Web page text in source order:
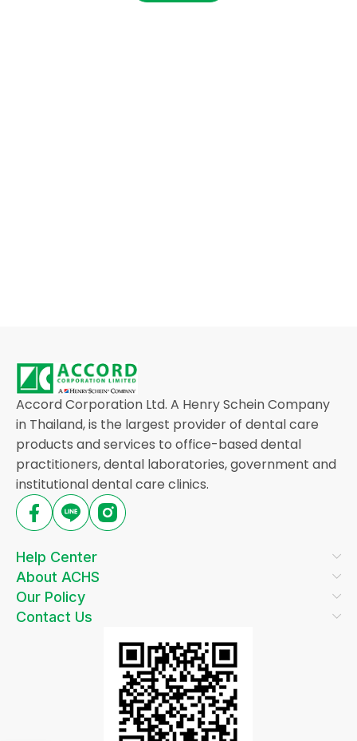
Accord Corporation Ltd. A Henry Schein Company
in Thailand, is the largest provider of dental care
products and services to office-based dental
practitioners, dental laboratories, government and
institutional dental care clinics.
Help Center
About ACHS
Our Policy
Contact Us